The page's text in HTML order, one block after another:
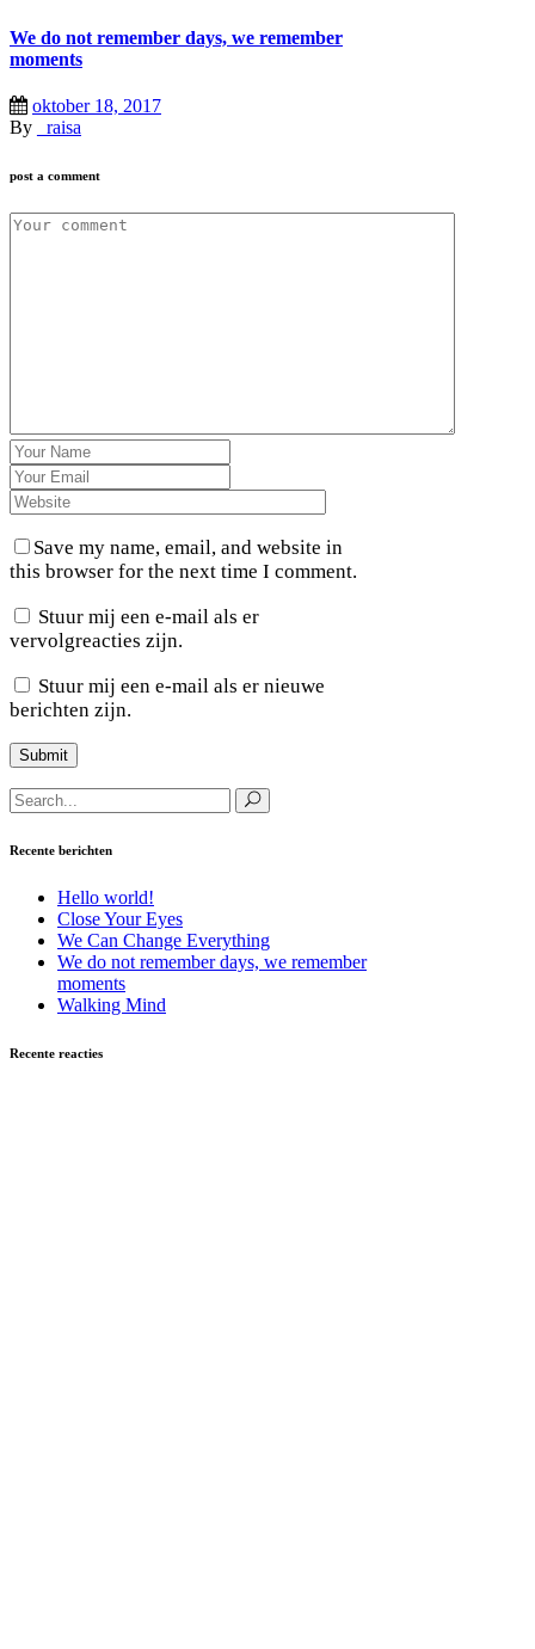
We do not remember days, we remember
moments
oktober 18, 2017
By
_raisa
post a comment
Save my name, email, and website in
this browser for the next time I comment.
Stuur mij een e-mail als er
vervolgreacties zijn.
Stuur mij een e-mail als er nieuwe
berichten zijn.
Search
for:
Recente berichten
Hello world!
Close Your Eyes
We Can Change Everything
We do not remember days, we remember
moments
Walking Mind
Recente reacties